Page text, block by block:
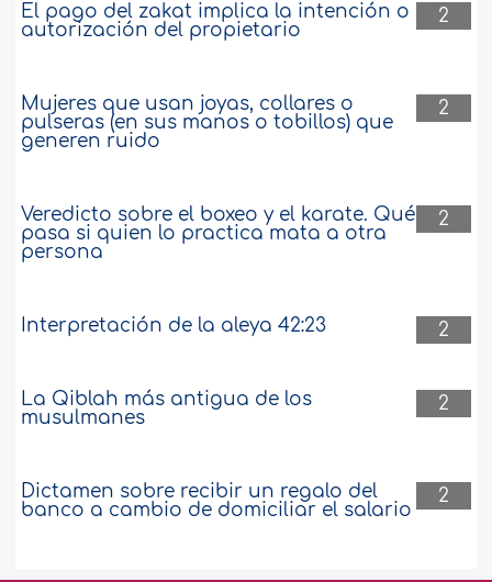
2
El pago del zakat implica la intención o
autorización del propietario
2
Mujeres que usan joyas, collares o
pulseras (en sus manos o tobillos) que
generen ruido
2
Veredicto sobre el boxeo y el karate. Qué
pasa si quien lo practica mata a otra
persona
2
Interpretación de la aleya 42:23
2
La Qiblah más antigua de los
musulmanes
2
Dictamen sobre recibir un regalo del
banco a cambio de domiciliar el salario